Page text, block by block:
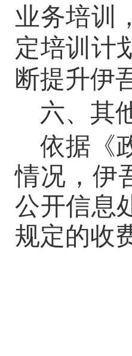
业务培训
定培训计
断提升伊
六、其
依据《
情况，伊
公开信息
规定的收